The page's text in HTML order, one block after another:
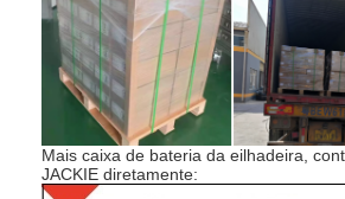
Casa
Produtos
Sobre nós
Mais caixa de bateria da eilhadeira,
JACKIE diretamente: